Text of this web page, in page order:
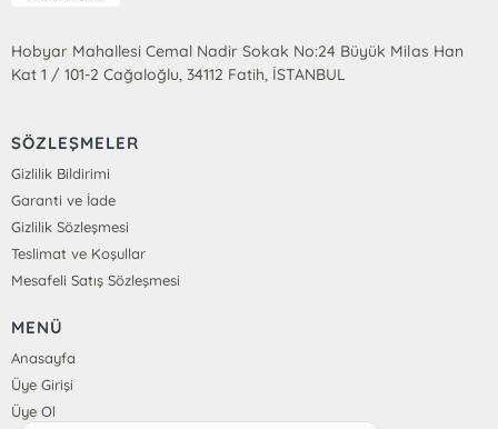
Hobyar Mahallesi Cemal Nadir Sokak No:24 Büyük Milas Han
Kat 1 / 101-2 Cağaloğlu, 34112 Fatih, İSTANBUL
SÖZLEŞMELER
Gizlilik Bildirimi
Garanti ve İade
Gizlilik Sözleşmesi
Teslimat ve Koşullar
Mesafeli Satış Sözleşmesi
MENÜ
Anasayfa
Üye Girişi
Üye Ol